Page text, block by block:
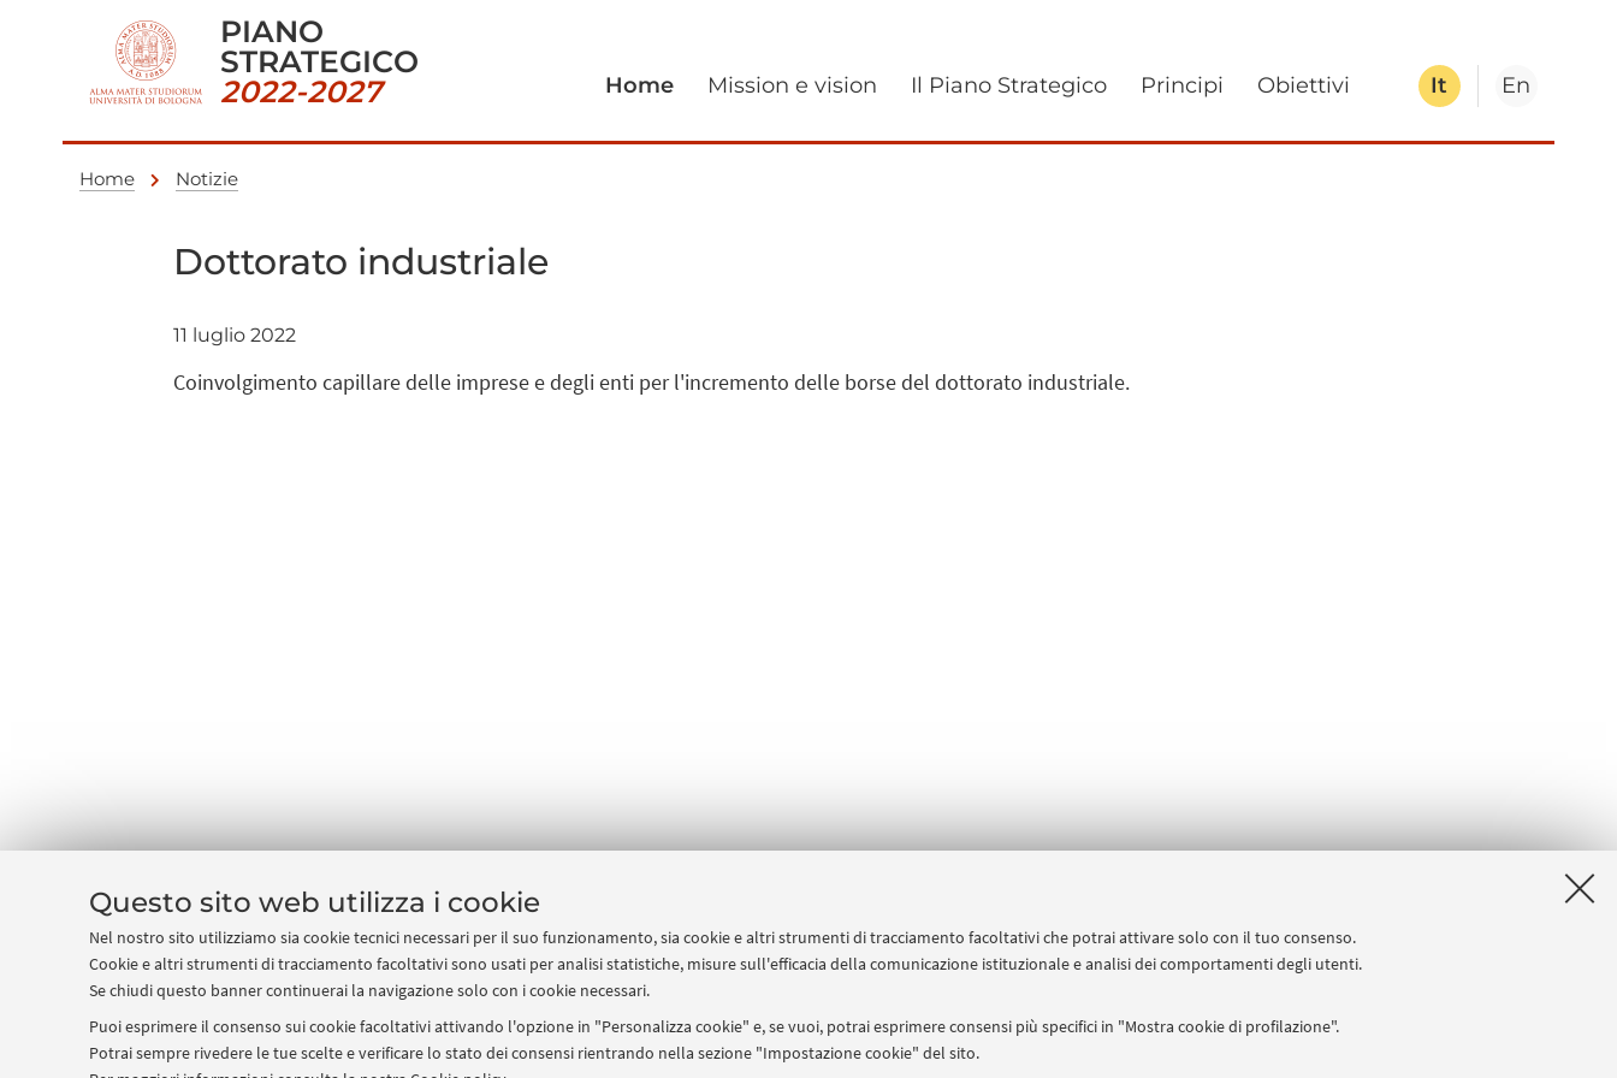
Questo sito web utilizza i cookie
Nel nostro sito utilizziamo sia cookie tecnici necessari per il suo funzionamento, sia cookie e altri strumenti di tracciamento facoltativi che potrai attivare solo con il tuo consenso.
Cookie e altri strumenti di tracciamento facoltativi sono usati per analisi statistiche, misure sull'efficacia della comunicazione istituzionale e analisi dei comportamenti degli utenti.
Se chiudi questo banner continuerai la navigazione solo con i cookie necessari.
Puoi esprimere il consenso sui cookie facoltativi attivando l'opzione in "Personalizza cookie" e, se vuoi, potrai esprimere consensi più specifici in "Mostra cookie di profilazione".
Potrai sempre rivedere le tue scelte e verificare lo stato dei consensi rientrando nella sezione "Impostazione cookie" del sito.
PIANO
STRATEGICO
2022-2027
Home Mission e vision Il Piano Strategico Principi Obiettivi It En
Home Notizie
Dottorato industriale
11 luglio 2022
Coinvolgimento capillare delle imprese e degli enti per l'incremento delle borse del dottorato industriale.